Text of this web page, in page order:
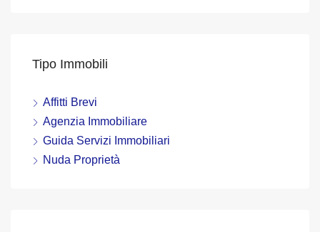
Tipo Immobili
Affitti Brevi
Agenzia Immobiliare
Guida Servizi Immobiliari
Nuda Proprietà